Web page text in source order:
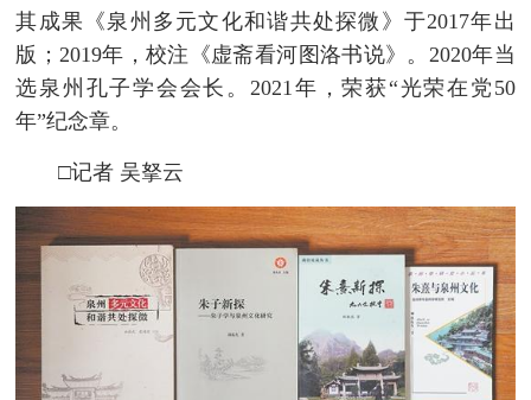
其成果《泉州多元文化和谐共处探微》于2017年出
版；2019年，校注《虚斋看河图洛书说》。2020年当
选泉州孔子学会会长。2021年，荣获“光荣在党50
年”纪念章。
□记者 吴拏云